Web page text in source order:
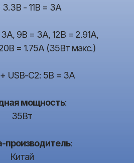
3.3В - 11В = 3А
9В = 3А, 12В = 2.91А,
= 1.75А (35Вт макс.)
+ USB-C2: 5В = 3А
мощность:
35Вт
производитель:
Китай